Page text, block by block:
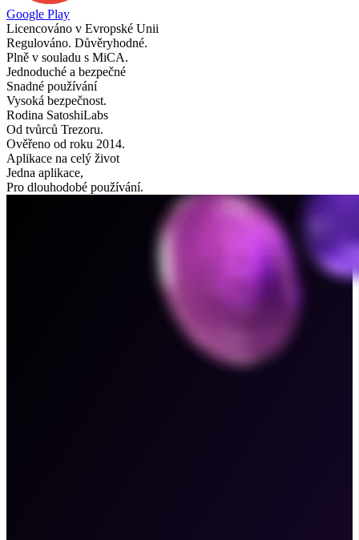
Google Play
Licencováno v Evropské Unii
Regulováno. Důvěryhodné.
Plně v souladu s MiCA.
Jednoduché a bezpečné
Snadné používání
Vysoká bezpečnost.
Rodina SatoshiLabs
Od tvůrců Trezoru.
Ověřeno od roku 2014.
Aplikace na celý život
Jedna aplikace,
Pro dlouhodobé používání.